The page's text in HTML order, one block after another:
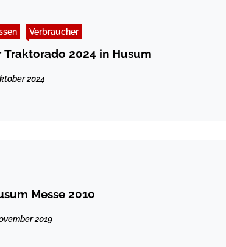
Verbraucher
Traktorado 2024 in Husum
2024
Messe 2010
2019